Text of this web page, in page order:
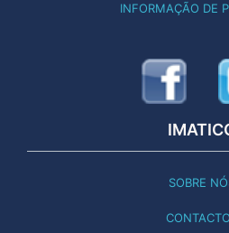
INFORMAÇÃO DE
SOBRE